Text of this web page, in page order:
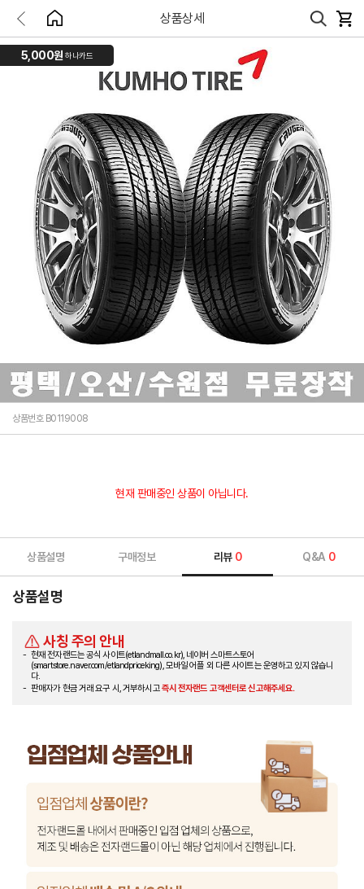
상품상세
5,000원 하나카드
상품번호 B0119008
현재 판매중인 상품이 아닙니다.
상품설명 구매정보 리뷰 0 Q&A 0
상품설명
사칭 주의 안내
현재 전자랜드는 공식 사이트(etlandmall.co.kr), 네이버 스마트스토어
(smartstore.naver.com/etlandpriceking), 모바일 어플 외 다른 사이트는 운영하고 있지 않습니
다.
판매자가 현금 거래 요구 시, 거부하시고즉시 전자랜드 고객센터로 신고해주세요.